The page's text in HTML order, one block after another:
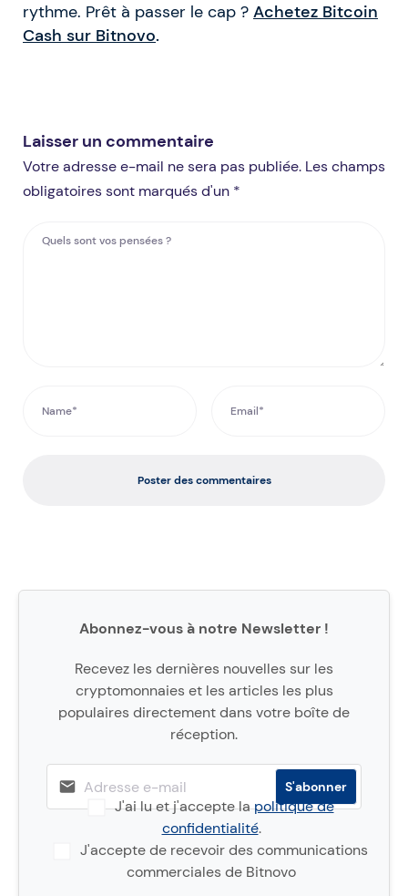
rythme. Prêt à passer le cap ? Achetez Bitcoin
Cash sur Bitnovo.
Laisser un commentaire
Votre adresse e-mail ne sera pas publiée. Les champs
obligatoires sont marqués d'un *
Poster des commentaires
Abonnez-vous à notre Newsletter !
Recevez les dernières nouvelles sur les
cryptomonnaies et les articles les plus
populaires directement dans votre boîte de
réception.
J'ai lu et j'accepte lapolitique de
confidentialité.
J'accepte de recevoir des communications
commerciales de Bitnovo